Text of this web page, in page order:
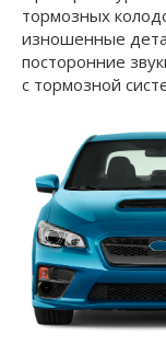
тормозных
изношенные
посторонние
с тормозной